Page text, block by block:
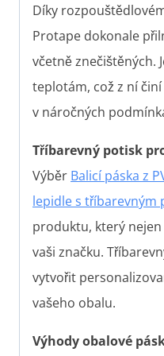
Díky
Protape dokonale
včetně znečištěných.
teplotám, což z ní
v náročných
Tříbarevný potisk
Výběr Balicí páska z
lepidle s tříbarevným
produktu, který
vaši značku.
vytvořit
vašeho obalu.
Výhody obalové